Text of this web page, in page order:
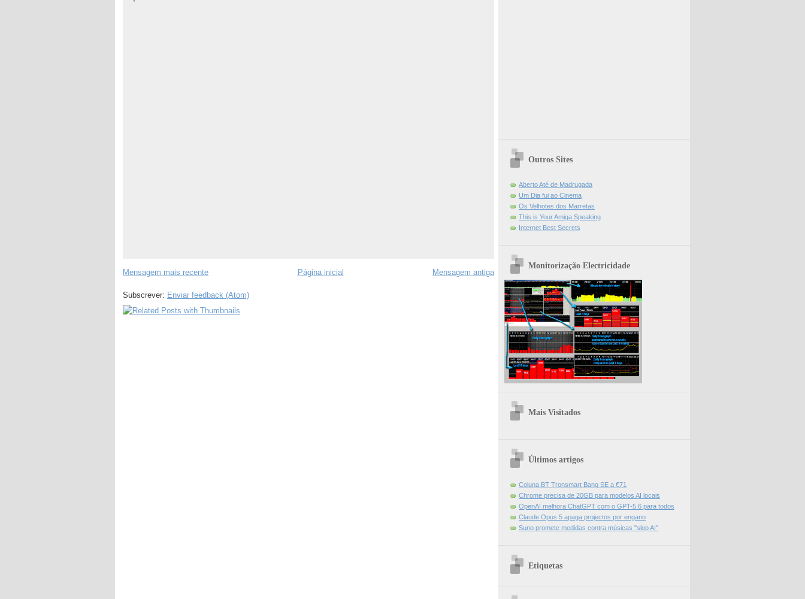
Mensagem mais recente Mensagem antiga
Página inicial
Subscrever: Enviar feedback (Atom)
Outros Sites
Aberto Até de Madrugada
Um Dia fui ao Cinema
Os Velhotes dos Marretas
This is Your Amiga Speaking
Internet Best Secrets
Monitorização Electricidade
Mais Visitados
Últimos artigos
Coluna BT Tronsmart Bang SE a €71
Chrome precisa de 20GB para modelos AI locais
OpenAI melhora ChatGPT com o GPT-5.6 para todos
Claude Opus 5 apaga projectos por engano
Suno promete medidas contra músicas "slop AI"
Etiquetas